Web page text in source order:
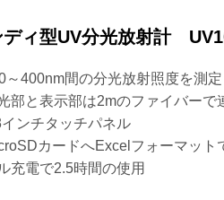
ディ型UV分光放射計
～400nm間の分光放射照度を測定
部と表示部は2mのファイバーで
ンチタッチパネル
カードへExcelフォーマット
充電で2.5時間の使用